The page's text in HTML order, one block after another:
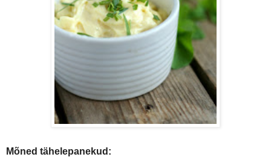
Mõned tähelepanekud: